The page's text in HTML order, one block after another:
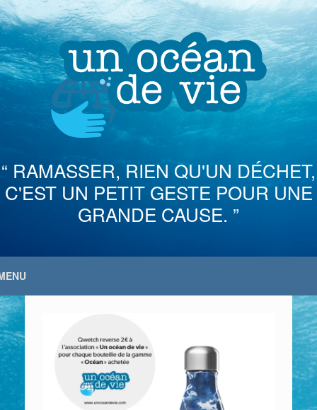
Skip
to
content
“ RAMASSER, RIEN QU'UN DÉCHET,
C'EST UN PETIT GESTE POUR UNE
GRANDE CAUSE. ”